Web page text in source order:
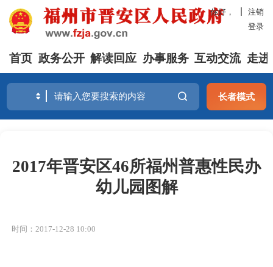
你好，
注销
登录
首页 政务公开 解读回应 办事服务 互动交流 走进
长者模式
2017年晋安区46所福州普惠性民办
幼儿园图解
时间：2017-12-28 10:00